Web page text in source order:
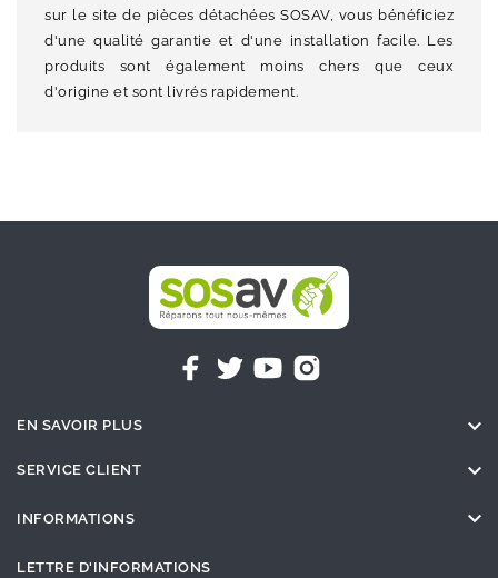
sur le site de pièces détachées SOSAV, vous bénéficiez
d'une qualité garantie et d'une installation facile. Les
produits sont également moins chers que ceux
d'origine et sont livrés rapidement.
EN SAVOIR PLUS 
SERVICE CLIENT 
INFORMATIONS 
LETTRE D'INFORMATIONS